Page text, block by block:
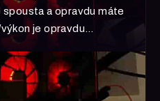
a opravdu máte
je opravdu
moje zkušenost je 1